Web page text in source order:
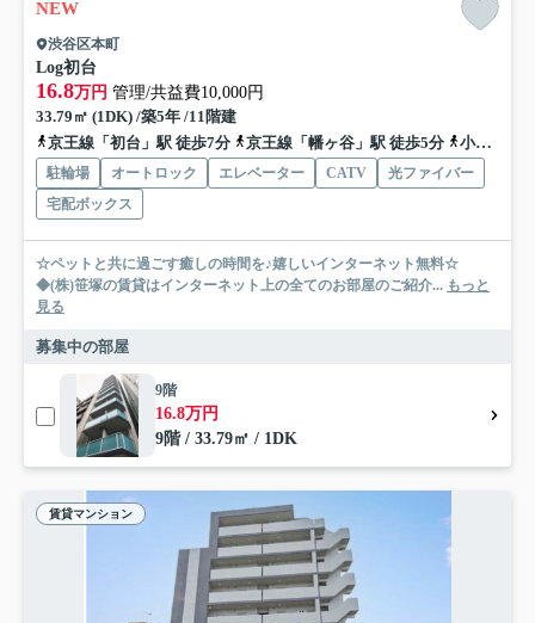
NEW
渋谷区本町
Log初台
16.8万円 管理/共益費10,000円
33.79㎡ (1DK) /築5年 /11階建
京王線「初台」駅 徒歩7分
京王線「幡ヶ谷」駅 徒歩5分 小田急小田原線「代々木上原」駅 徒歩20分
駐輪場 オートロック エレベーター CATV
光ファイバー
宅配ボックス
☆ペットと共に過ごす癒しの時間を♪嬉しいインターネット無料☆
◆(株)笹塚の賃貸はインターネット上の全てのお部屋のご紹介... もっと
見る
募集中の部屋
9階
16.8万円
9階 / 33.79㎡ / 1DK
賃貸マンション